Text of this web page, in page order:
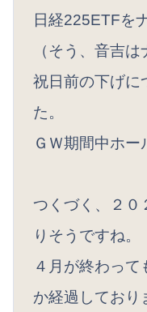
日経225ETFを
（そう、音吉
祝日前の下げに
た。
ＧＷ期間中ホー
つくづく、２０
りそうですね。
４月が終わって
か経過しており